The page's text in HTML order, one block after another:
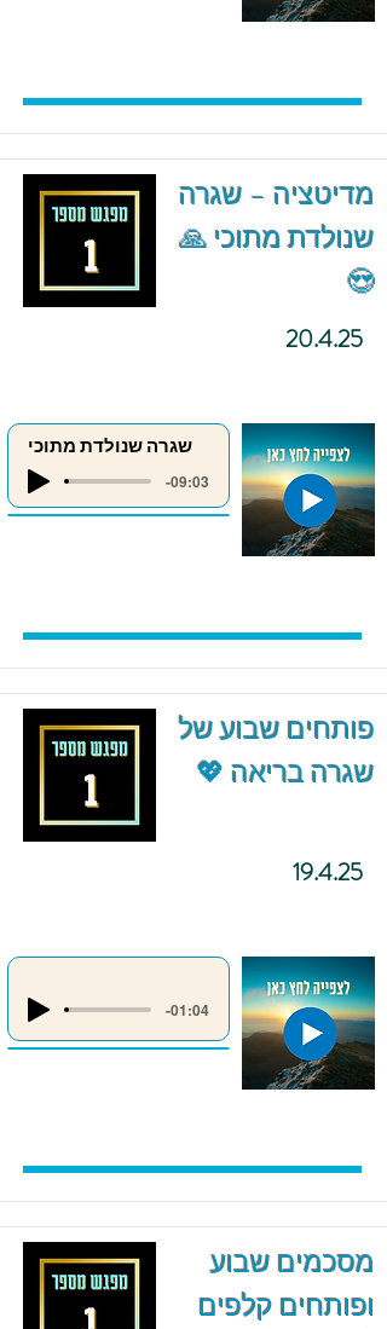
מדיטציה – שגרה
שנולדת מתוכי 🙏
😍
20.4.25
שגרה שנולדת מתוכי
-09:03
פותחים שבוע של
שגרה בריאה 💖
19.4.25
-01:04
מסכמים שבוע
ופותחים קלפים